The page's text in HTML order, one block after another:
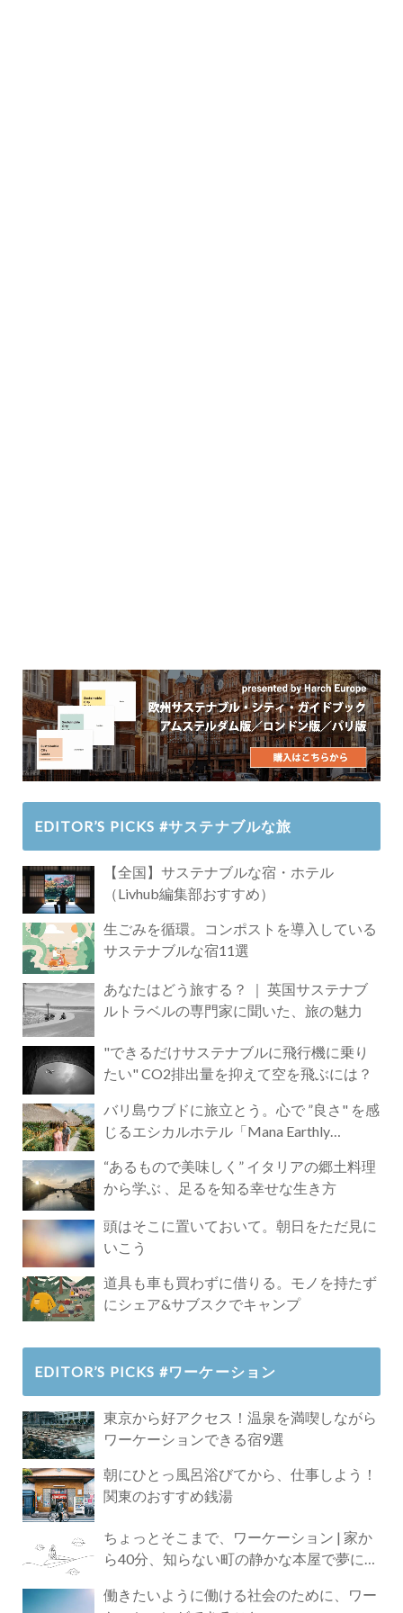
EDITOR’S PICKS #サステナブルな旅
【全国】サステナブルな宿・ホテル
（Livhub編集部おすすめ）
生ごみを循環。コンポストを導入している
サステナブルな宿11選
あなたはどう旅する？ ｜ 英国サステナブ
ルトラベルの専門家に聞いた、旅の魅力
"できるだけサステナブルに飛行機に乗り
たい" CO2排出量を抑えて空を飛ぶには？
バリ島ウブドに旅立とう。心で ”良さ" を感
じるエシカルホテル「Mana Earthly
“あるもので美味しく” イタリアの郷土料理
から学ぶ 、足るを知る幸せな生き方
頭はそこに置いておいて。朝日をただ見に
いこう
道具も車も買わずに借りる。モノを持たず
にシェア&サブスクでキャンプ
EDITOR’S PICKS #ワーケーション
東京から好アクセス！温泉を満喫しながら
ワーケーションできる宿9選
朝にひとっ風呂浴びてから、仕事しよう！
関東のおすすめ銭湯
ちょっとそこまで、ワーケーション | 家か
ら40分、知らない町の静かな本屋で夢に近
働きたいように働ける社会のために、ワー